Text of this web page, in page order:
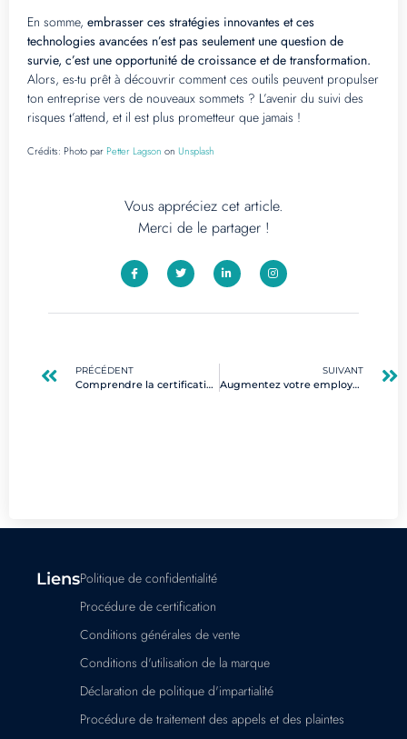
En somme, embrasser ces stratégies innovantes et ces
technologies avancées n’est pas seulement une question de
survie, c’est une opportunité de croissance et de transformation.
Alors, es-tu prêt à découvrir comment ces outils peuvent propulser
ton entreprise vers de nouveaux sommets ? L’avenir du suivi des
risques t’attend, et il est plus prometteur que jamais !
Crédits: Photo par Petter Lagson on Unsplash
Vous appréciez cet article.
Merci de le partager !
PRÉCÉDENT
Comprendre la certification cybersécurité : parcours et avantages en 2025
SUIVANT
Augmentez votre employabilité grâce aux certifications digitales en continu
LiensPolitique de confidentialité
Procédure de certification
Conditions générales de vente
Conditions d'utilisation de la marque
Déclaration de politique d'impartialité
Procédure de traitement des appels et des plaintes